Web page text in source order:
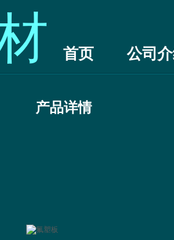
首页 公司
产品详情